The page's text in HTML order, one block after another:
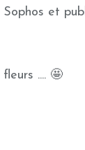
et
.... 🤩